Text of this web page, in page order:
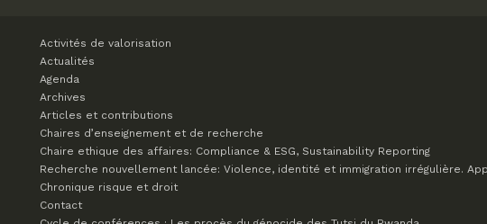
Activités de valorisation
Actualités
Agenda
Archives
Articles et contributions
Chaires d’enseignement et de recherche
Chaire ethique des affaires: Compliance & ESG, Sustainability Reporting
Recherche nouvellement lancée: Violence, identité et immigration irrégulière.
Chronique risque et droit
Contact